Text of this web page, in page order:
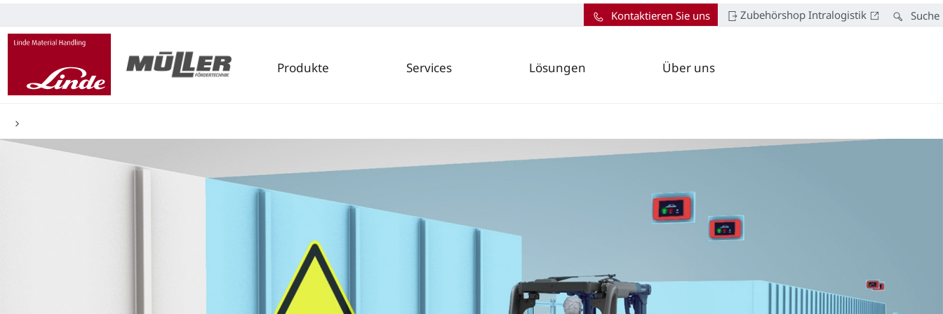
Produkte Services Lösungen Über uns
Suche
Zubehörshop Intralogistik
Kontaktieren Sie uns